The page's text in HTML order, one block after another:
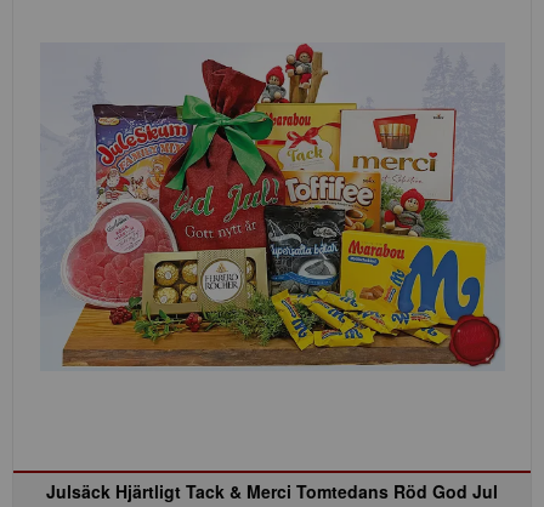
Julsäck Hjärtligt Tack & Merci Tomtedans Röd God Jul